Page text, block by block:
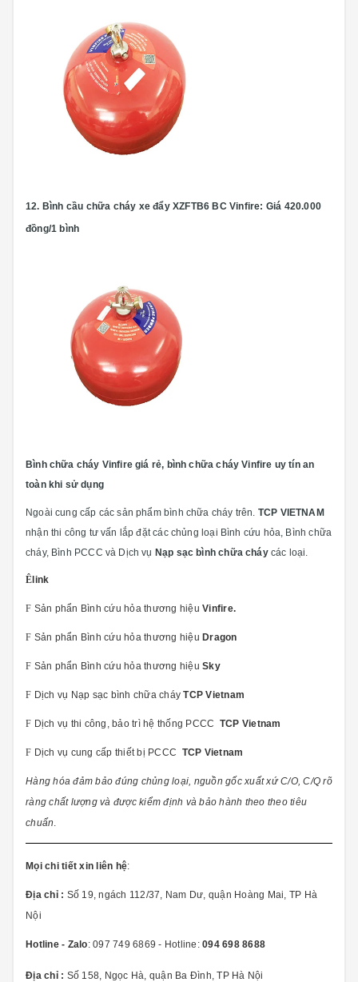
12. Bình cầu chữa cháy xe đẩy XZFTB6 BC Vinfire: Giá 420.000
đồng/1 bình
Bình chữa cháy Vinfire giá rẻ, bình chữa cháy Vinfire uy tín an
toàn khi sử dụng
Ngoài cung cấp các sản phẩm bình chữa cháy trên. TCP VIETNAM
nhận thi công tư vấn lắp đặt các chủng loại Bình cứu hỏa, Bình chữa
cháy, Bình PCCC và Dịch vụ Nạp sạc bình chữa cháycác loại.
Ê link
F Sản phẩn Bình cứu hỏa thương hiệu Vinfire.
F Sản phẩn Bình cứu hỏa thương hiệu Dragon
F Sản phẩn Bình cứu hỏa thương hiệu Sky
F Dịch vụ Nạp sạc bình chữa cháyTCP Vietnam
F Dịch vụ thi công, bảo trì hệ thống PCCC TCP Vietnam
F Dịch vụ cung cấp thiết bị PCCC TCP Vietnam
Hàng hóa đảm bảo đúng chủng loại, nguồn gốc xuất xứ C/O, C/Q rõ
ràng chất lượng và được kiểm định và bảo hành theo theo tiêu
chuẩn.
Mọi chi tiết xin liên hệ:
Địa chỉ : Số 19, ngách 112/37, Nam Dư, quận Hoàng Mai, TP Hà
Nội
Hotline - Zalo: 097 749 6869 - Hotline: 094 698 8688
Địa chỉ : Số 158, Ngọc Hà, quận Ba Đình, TP Hà Nội